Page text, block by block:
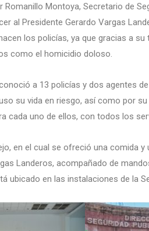
Romanillo Montoya, Secretario de
al Presidente Gerardo Vargas
los policías, ya que gracias a
como el homicidio doloso.
a 13 policías y dos agentes
su vida en riesgo, así como por
cada uno de ellos, con todos los
en el cual se ofreció una comida
Landeros, acompañado de
ubicado en las instalaciones de la